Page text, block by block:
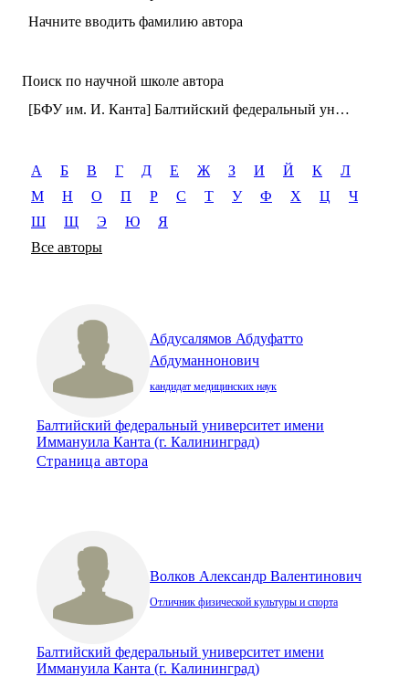
Начните вводить фамилию автора
Поиск по научной школе автора
[БФУ им. И. Канта] Балтийский федеральный университет имени Иммануила Канта (г. Калининград)
А Б В Г Д Е Ж З И Й К
Л
М
Н О П Р С Т У Ф Х Ц
Ч
Ш
Щ Э Ю
Я
Все авторы
Абдусалямов Абдуфатто
Абдуманнонович
кандидат медицинских наук
Балтийский федеральный университет имени
Иммануила Канта (г. Калининград)
Страница автора
Волков Александр Валентинович
Отличник физической культуры и спорта
Балтийский федеральный университет имени
Иммануила Канта (г. Калининград)